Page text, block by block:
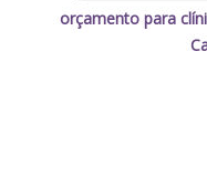
orçamento para